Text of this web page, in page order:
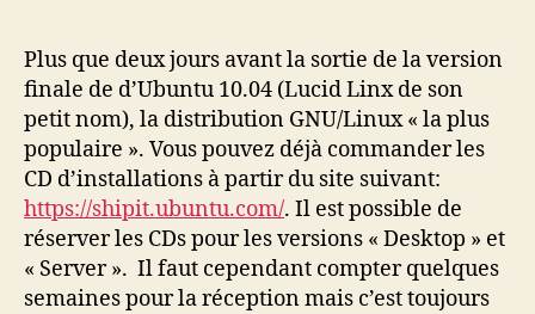
CDs
Ubuntu
10.04
(Lucid
Lynx)
Plus que deux jours avant la sortie de la version
finale de d’Ubuntu 10.04 (Lucid Linx de son
petit nom), la distribution GNU/Linux « la plus
populaire ». Vous pouvez déjà commander les
CD d’installations à partir du site suivant:
https://shipit.ubuntu.com/. Il est possible de
réserver les CDs pour les versions « Desktop » et
« Server ». Il faut cependant compter quelques
semaines pour la réception mais c’est toujours